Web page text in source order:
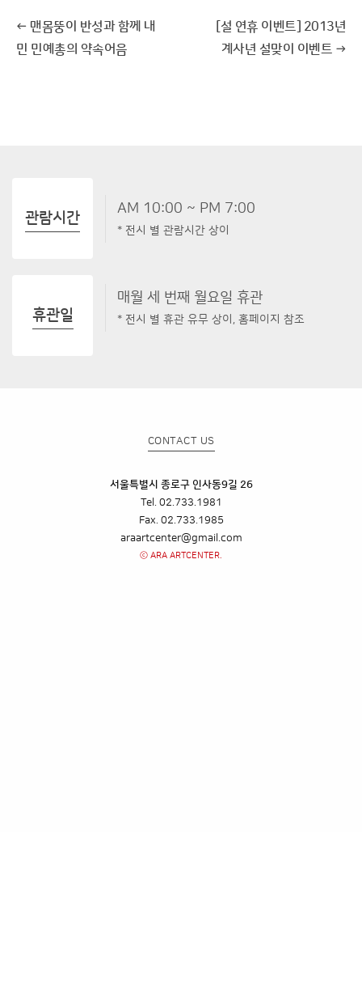
← 맨몸뚱이 반성과 함께 내
민 민예총의 약속어음
[설 연휴 이벤트] 2013년
계사년 설맞이 이벤트 →
관람시간
AM 10:00 ~ PM 7:00
* 전시 별 관람시간 상이
휴관일
매월 세 번째 월요일 휴관
* 전시 별 휴관 유무 상이, 홈페이지 참조
CONTACT US
서울특별시 종로구 인사동9길 26
Tel. 02.733.1981
Fax. 02.733.1985
araartcenter@gmail.com
ⓒ ARA ARTCENTER.